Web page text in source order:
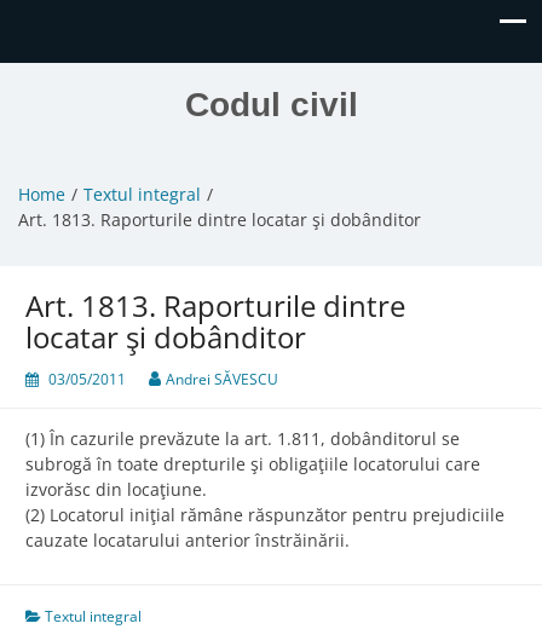
Codul civil
Home
Textul integral
Art. 1813. Raporturile dintre locatar şi dobânditor
Art. 1813. Raporturile dintre
locatar şi dobânditor
03/05/2011 Andrei SĂVESCU
(1) În cazurile prevăzute la art. 1.811, dobânditorul se
subrogă în toate drepturile şi obligaţiile locatorului care
izvorăsc din locaţiune.
(2) Locatorul iniţial rămâne răspunzător pentru prejudiciile
cauzate locatarului anterior înstrăinării.
Textul integral